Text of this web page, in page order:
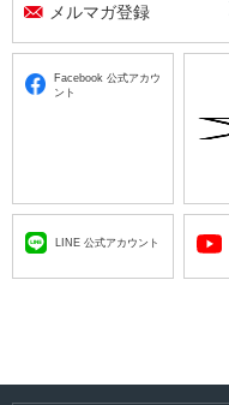
メルマガ登録
Facebook 公式アカウ
ント
LINE 公式アカウント